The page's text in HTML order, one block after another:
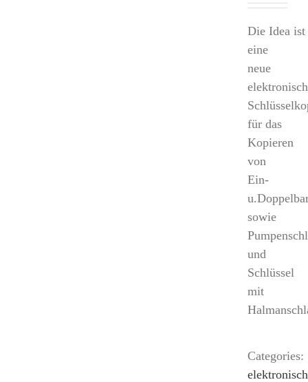
Die Idea ist
eine
neue
für das
Kopieren
von
Ein-
sowie
und
Schlüssel
mit
Categories: